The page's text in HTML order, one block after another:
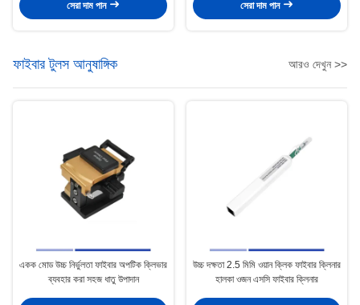
সেরা দাম পান সেরা দাম পান
ফাইবার টুলস আনুষাঙ্গিক আরও দেখুন >>
একক মোড উচ্চ নির্ভুলতা ফাইবার অপটিক ক্লিভার
ব্যবহার করা সহজ ধাতু উপাদান
উচ্চ দক্ষতা 2.5 মিমি ওয়ান ক্লিক ফাইবার ক্লিনার
হালকা ওজন এসসি ফাইবার ক্লিনার